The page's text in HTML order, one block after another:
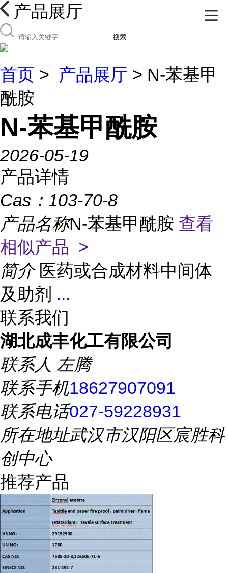
产品展厅
搜索
首页 > 产品展厅 > N-苯基甲
酰胺
N-苯基甲酰胺
2026-05-19
产品详情
Cas： 103-70-8
产品名称N-苯基甲酰胺 查看
相似产品 >
简介 医药或合成材料中间体
及助剂 ...
联系我们
湖北成丰化工有限公司
联系人 左腾
联系手机18627907091
联系电话027-59228931
所在地址武汉市汉阳区宸胜科
创中心
推荐产品